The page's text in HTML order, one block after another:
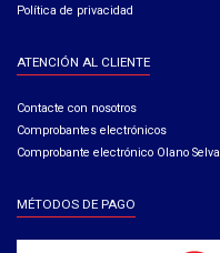
Política de privacidad
ATENCIÓN AL CLIENTE
Contacte con nosotros
Comprobantes electrónicos
Comprobante electrónico Olano Selva
MÉTODOS DE PAGO